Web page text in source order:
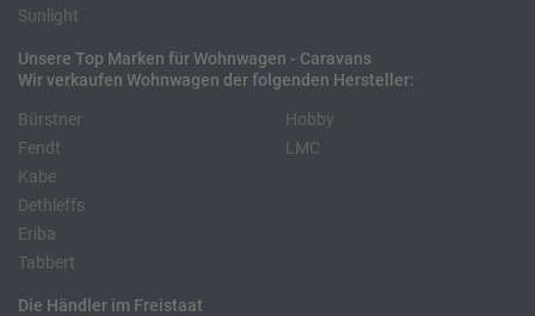
Sunlight
Unsere Top Marken für Wohnwagen - Caravans
Wir verkaufen Wohnwagen der folgenden Hersteller:
Bürstner
Fendt
Kabe
Hobby
LMC
Dethleffs
Eriba
Tabbert
Die Händler im Freistaat